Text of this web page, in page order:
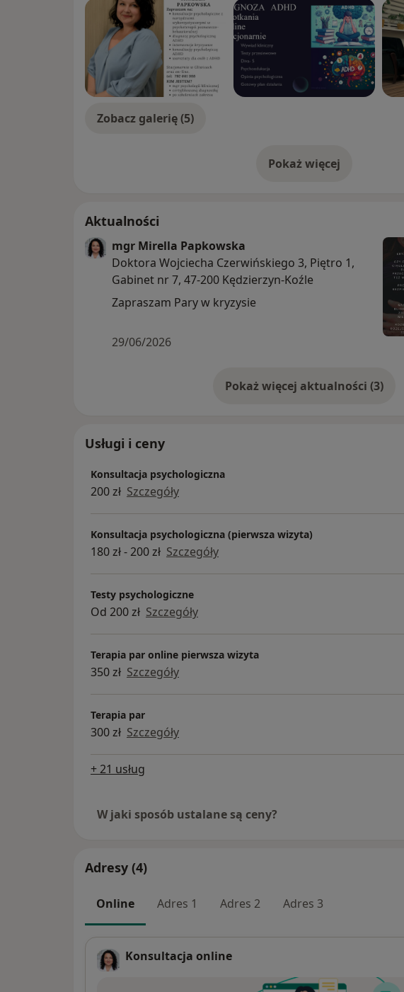
Zobacz galerię (5)
Pokaż więcejo doświadczeniu
Aktualności
mgr Mirella Papkowska
Doktora Wojciecha Czerwińskiego 3, Piętro 1,
Gabinet nr 7, 47-200 Kędzierzyn-Koźle
Zapraszam Pary w kryzysie
29/06/2026
Pokaż więcej aktualności (3)
Usługi i ceny
Konsultacja psychologiczna
200 zł Szczegóły
Konsultacja psychologiczna (pierwsza wizyta)
180 zł - 200 zł Szczegóły
Testy psychologiczne
Od 200 zł Szczegóły
Terapia par online pierwsza wizyta
350 zł Szczegóły
Terapia par
300 zł Szczegóły
+ 21 usług
W jaki sposób ustalane są ceny?
Adresy (4)
Online Adres 1 Adres 2 Adres 3
Konsultacja online